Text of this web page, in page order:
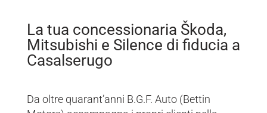
La tua concessionaria Škoda,
Mitsubishi e Silence di fiducia a
Casalserugo
Da oltre quarant’anni B.G.F. Auto (Bettin